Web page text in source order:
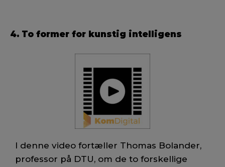
4. To former for kunstig intelligens
I denne video fortæller Thomas Bolander,
professor på DTU, om de to forskellige